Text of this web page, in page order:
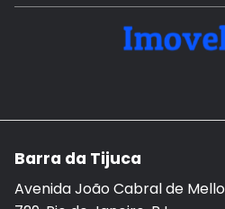
Barra da Tijuca
Avenida João Cabral de